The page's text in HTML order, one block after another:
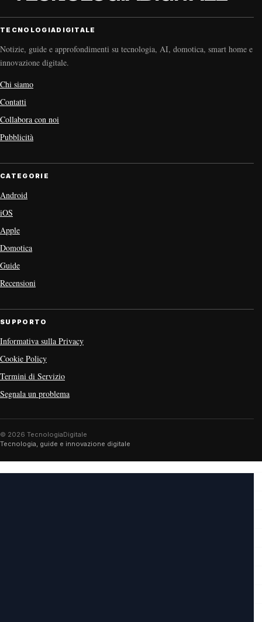
TECNOLOGIADIGITALE
Notizie, guide e approfondimenti su tecnologia, AI, domotica, smart home e
innovazione digitale.
Chi siamo
Contatti
Collabora con noi
Pubblicità
CATEGORIE
Android
iOS
Apple
Domotica
Guide
Recensioni
SUPPORTO
Informativa sulla Privacy
Cookie Policy
Termini di Servizio
Segnala un problema
© 2026 TecnologiaDigitale
Tecnologia, guide e innovazione digitale